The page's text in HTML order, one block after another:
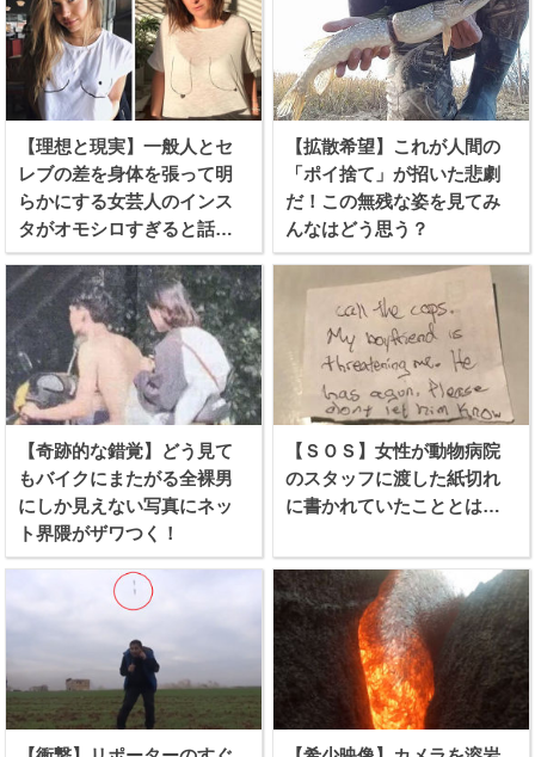
【理想と現実】一般人とセ
レブの差を身体を張って明
らかにする女芸人のインス
タがオモシロすぎると話題
に！
【拡散希望】これが人間の
「ポイ捨て」が招いた悲劇
だ！この無残な姿を見てみ
んなはどう思う？
【奇跡的な錯覚】どう見て
もバイクにまたがる全裸男
にしか見えない写真にネッ
ト界隈がザワつく！
【ＳＯＳ】女性が動物病院
のスタッフに渡した紙切れ
に書かれていたこととは…